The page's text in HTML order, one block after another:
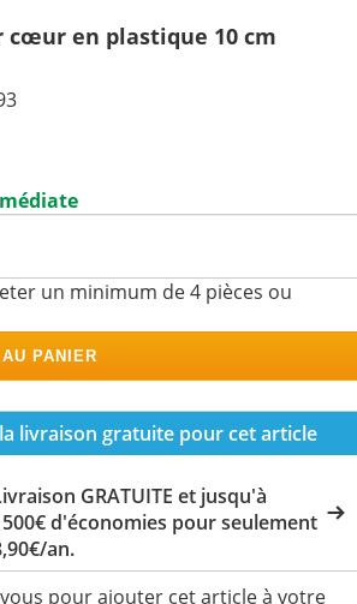
cœur en plastique 10 cm
un minimum de 4 pièces ou
PANIER
livraison gratuite pour cet article
GRATUITE et jusqu'à
d'économies pour seulement
an.
pour ajouter cet article à votre